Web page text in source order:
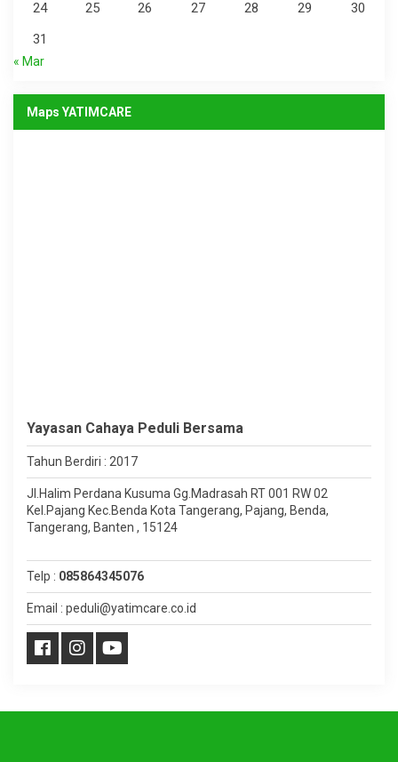
24
25 26 27 28 29
30
31
« Mar
Maps YATIMCARE
Yayasan Cahaya Peduli Bersama
Tahun Berdiri : 2017
Jl.Halim Perdana Kusuma Gg.Madrasah RT 001 RW 02
Kel.Pajang Kec.Benda Kota Tangerang, Pajang, Benda,
Tangerang, Banten , 15124
Telp : 085864345076
Email : peduli@yatimcare.co.id